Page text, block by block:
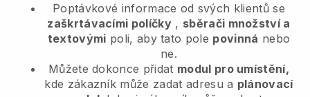
Poptávkové informace od svých klientů se
zaškrtávacími políčky , sběrači množství a
textovými poli, aby tato pole povinná nebo
ne.
Můžete dokonce přidat modul pro umístění,
kde zákazník může zadat adresu a plánovací